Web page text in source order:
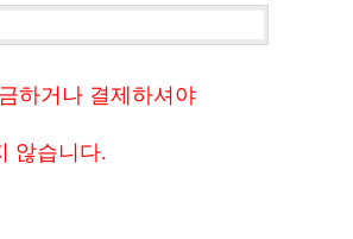
하거나 결제하셔야
않습니다.